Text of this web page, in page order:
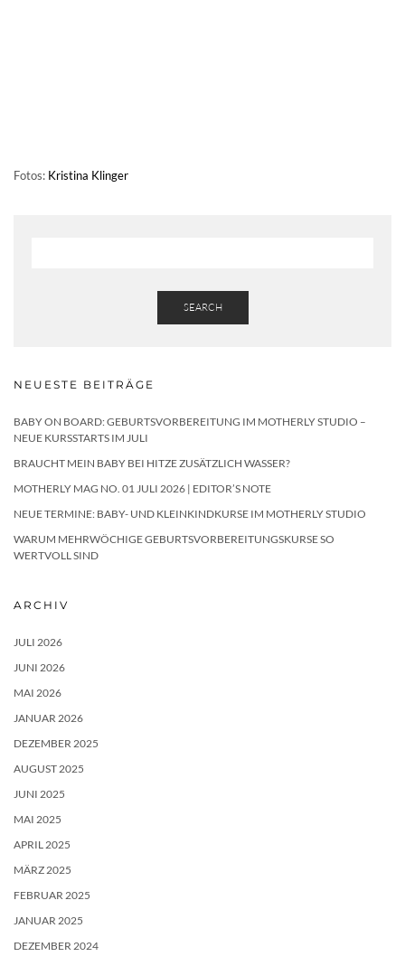
Fotos: Kristina Klinger
SEARCH
NEUESTE BEITRÄGE
BABY ON BOARD: GEBURTSVORBEREITUNG IM MOTHERLY STUDIO –
NEUE KURSSTARTS IM JULI
BRAUCHT MEIN BABY BEI HITZE ZUSÄTZLICH WASSER?
MOTHERLY MAG NO. 01 JULI 2026 | EDITOR’S NOTE
NEUE TERMINE: BABY- UND KLEINKINDKURSE IM MOTHERLY STUDIO
WARUM MEHRWÖCHIGE GEBURTSVORBEREITUNGSKURSE SO
WERTVOLL SIND
ARCHIV
JULI 2026
JUNI 2026
MAI 2026
JANUAR 2026
DEZEMBER 2025
AUGUST 2025
JUNI 2025
MAI 2025
APRIL 2025
MÄRZ 2025
FEBRUAR 2025
JANUAR 2025
DEZEMBER 2024